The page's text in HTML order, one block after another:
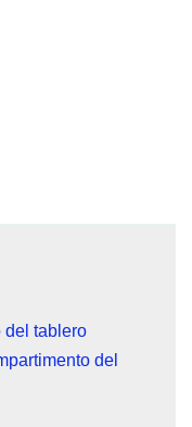
del tablero
del